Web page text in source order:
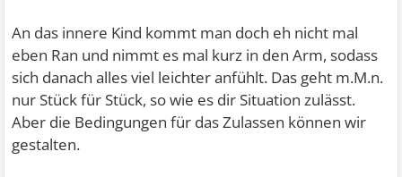
An das innere Kind kommt man doch eh nicht mal
eben Ran und nimmt es mal kurz in den Arm, sodass
sich danach alles viel leichter anfühlt. Das geht m.M.n.
nur Stück für Stück, so wie es dir Situation zulässt.
Aber die Bedingungen für das Zulassen können wir
gestalten.